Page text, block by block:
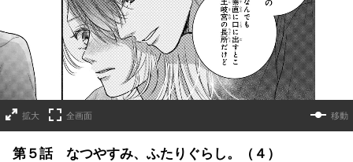
拡大 全画面 移動
第５話 なつやすみ、ふたりぐらし。（４）